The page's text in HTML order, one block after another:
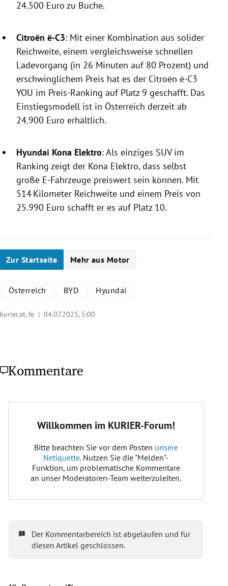
24.500 Euro zu Buche.
Citroën ë-C3: Mit einer Kombination aus solider
Reichweite, einem vergleichsweise schnellen
Ladevorgang (in 26 Minuten auf 80 Prozent) und
erschwinglichem Preis hat es der Citroën ë-C3
YOU im Preis-Ranking auf Platz 9 geschafft. Das
Einstiegsmodell ist in Österreich derzeit ab
24.900 Euro erhältlich.
Hyundai Kona Elektro: Als einziges SUV im
Ranking zeigt der Kona Elektro, dass selbst
große E-Fahrzeuge preiswert sein können. Mit
514 Kilometer Reichweite und einem Preis von
25.990 Euro schafft er es auf Platz 10.
Zur Startseite Mehr aus Motor
Österreich BYD Hyundai
kurier.at, fe | 04.07.2025, 5:00
Kommentare